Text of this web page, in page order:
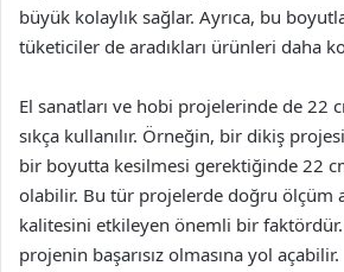
büyük kolaylık sağlar. Ayrıca, bu
tüketiciler de aradıkları ürünleri daha
El sanatları ve hobi projelerinde de 22
sıkça kullanılır. Örneğin, bir dikiş
bir boyutta kesilmesi gerektiğinde 22
olabilir. Bu tür projelerde doğru ölçüm
kalitesini etkileyen önemli bir faktördür.
projenin başarısız olmasına yol açabilir.